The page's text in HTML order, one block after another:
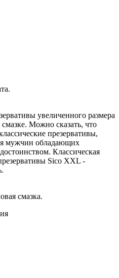
увеличенного размера
Можно сказать, что
презервативы,
мужчин обладающих
Классическая
Sico XXL -
смазка.